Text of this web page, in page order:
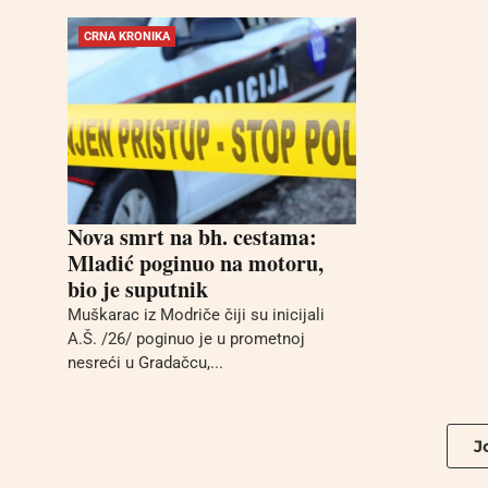
CRNA KRONIKA
Nova smrt na bh. cestama:
Mladić poginuo na motoru,
bio je suputnik
Muškarac iz Modriče čiji su inicijali
A.Š. /26/ poginuo je u prometnoj
nesreći u Gradačcu,...